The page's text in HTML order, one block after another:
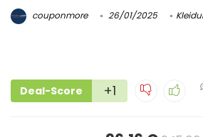
couponmore 26/01/2025
Deal-Score +1